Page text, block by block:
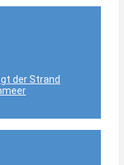
der Strand